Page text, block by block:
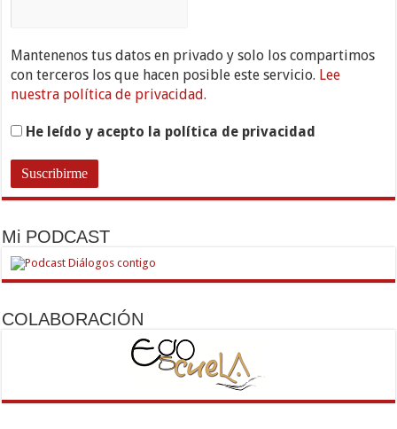
Mantenenos tus datos en privado y solo los compartimos
con terceros los que hacen posible este servicio. Lee
nuestra política de privacidad.
He leído y acepto la política de privacidad
Mi PODCAST
COLABORACIÓN